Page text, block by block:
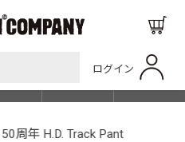
ログイン
SHOP LIST
50周年 H.D. Track Pant